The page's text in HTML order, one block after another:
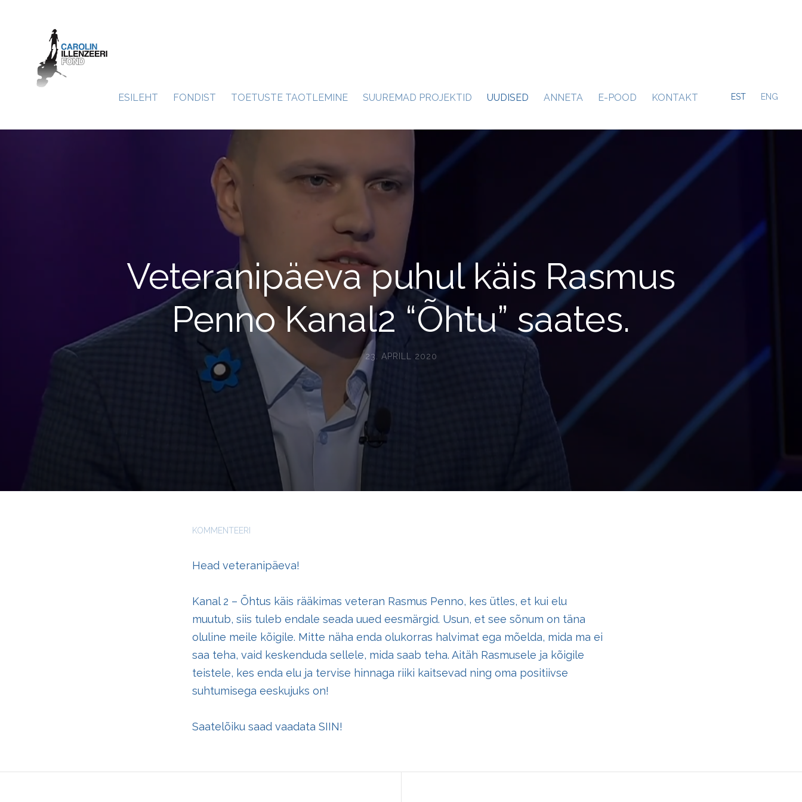
ESILEHT FONDIST TOETUSTE TAOTLEMINE SUUREMAD PROJEKTID UUDISED ANNETA E-POOD KONTAKT EST ENG
Veteranipäeva puhul käis Rasmus
Penno Kanal2 “Õhtu” saates.
23. APRILL 2020
KOMMENTEERI
Head veteranipäeva!
Kanal 2 – Õhtus käis rääkimas veteran Rasmus Penno, kes ütles, et kui elu
muutub, siis tuleb endale seada uued eesmärgid. Usun, et see sõnum on täna
oluline meile kõigile. Mitte näha enda olukorras halvimat ega mõelda, mida ma ei
saa teha, vaid keskenduda sellele, mida saab teha. Aitäh Rasmusele ja kõigile
teistele, kes enda elu ja tervise hinnaga riiki kaitsevad ning oma positiivse
suhtumisega eeskujuks on!
Saatelõiku saad vaadata SIIN!